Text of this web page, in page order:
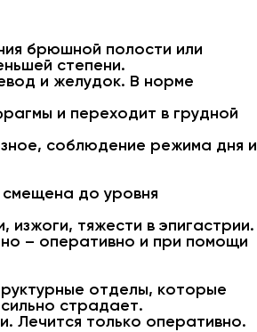
брюшной полости или
степени.
и желудок. В норме
и переходит в грудной
соблюдение режима дня и
до уровня
тяжести в эпигастрии.
– оперативно и при помощи
отделы, которые
страдает.
Лечится только оперативно.